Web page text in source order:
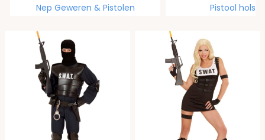
Nep Geweren & Pistolen Pistool